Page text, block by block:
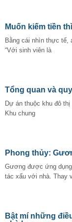
Muốn kiếm tiền
Bằng cái nhìn thực tế,
“Với sinh viên là
Tổng quan và
Dự án thuộc khu đô
Khu chung
Phong thủy:
Gương được ứng
tác xấu với nhà. Thay
Bật mí những